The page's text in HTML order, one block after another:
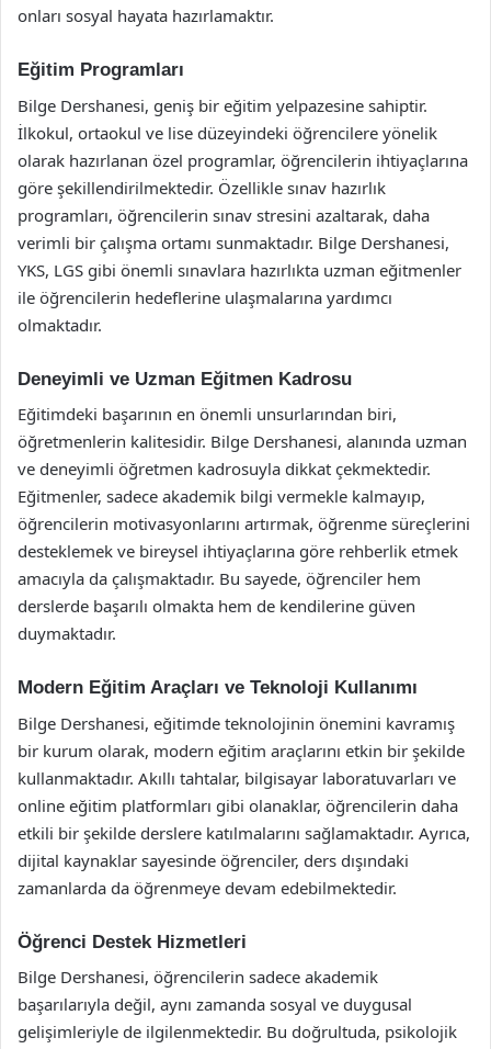
onları sosyal hayata hazırlamaktır.
Eğitim Programları
Bilge Dershanesi, geniş bir eğitim yelpazesine sahiptir.
İlkokul, ortaokul ve lise düzeyindeki öğrencilere yönelik
olarak hazırlanan özel programlar, öğrencilerin ihtiyaçlarına
göre şekillendirilmektedir. Özellikle sınav hazırlık
programları, öğrencilerin sınav stresini azaltarak, daha
verimli bir çalışma ortamı sunmaktadır. Bilge Dershanesi,
YKS, LGS gibi önemli sınavlara hazırlıkta uzman eğitmenler
ile öğrencilerin hedeflerine ulaşmalarına yardımcı
olmaktadır.
Deneyimli ve Uzman Eğitmen Kadrosu
Eğitimdeki başarının en önemli unsurlarından biri,
öğretmenlerin kalitesidir. Bilge Dershanesi, alanında uzman
ve deneyimli öğretmen kadrosuyla dikkat çekmektedir.
Eğitmenler, sadece akademik bilgi vermekle kalmayıp,
öğrencilerin motivasyonlarını artırmak, öğrenme süreçlerini
desteklemek ve bireysel ihtiyaçlarına göre rehberlik etmek
amacıyla da çalışmaktadır. Bu sayede, öğrenciler hem
derslerde başarılı olmakta hem de kendilerine güven
duymaktadır.
Modern Eğitim Araçları ve Teknoloji Kullanımı
Bilge Dershanesi, eğitimde teknolojinin önemini kavramış
bir kurum olarak, modern eğitim araçlarını etkin bir şekilde
kullanmaktadır. Akıllı tahtalar, bilgisayar laboratuvarları ve
online eğitim platformları gibi olanaklar, öğrencilerin daha
etkili bir şekilde derslere katılmalarını sağlamaktadır. Ayrıca,
dijital kaynaklar sayesinde öğrenciler, ders dışındaki
zamanlarda da öğrenmeye devam edebilmektedir.
Öğrenci Destek Hizmetleri
Bilge Dershanesi, öğrencilerin sadece akademik
başarılarıyla değil, aynı zamanda sosyal ve duygusal
gelişimleriyle de ilgilenmektedir. Bu doğrultuda, psikolojik